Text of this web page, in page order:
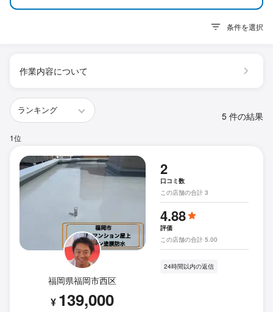
条件を選択
作業内容について
5 件の結果
1位
福岡県福岡市西区
¥ 139,000
2
口コミ数
この店舗の合計 3
4.88
評価
この店舗の合計 5.00
24時間以内の返信